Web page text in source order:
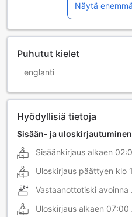
Näytä
Puhutut kielet
englanti
Hyödyllisiä tietoja
Sisään- ja uloskirjautuminen
Sisäänkirjaus alkaen
Uloskirjaus päättyen klo
Vastaanottotiski avoinna
Uloskirjaus alkaen 07:00